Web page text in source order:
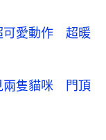
可愛動作 超暖
兩隻貓咪 門頂